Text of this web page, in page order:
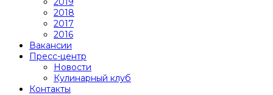
2018
2017
2016
Вакансии
Пресс-центр
Новости
Кулинарный клуб
Контакты